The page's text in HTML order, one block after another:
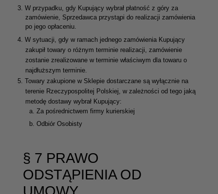
3. W przypadku, gdy Kupujący wybrał płatność z góry za
zamówienie, Sprzedawca przystąpi do realizacji zamówienia
po jego opłaceniu.
4. W sytuacji, gdy w ramach jednego zamówienia Kupujący
zakupił towary o różnym terminie realizacji, zamówienie
zostanie zrealizowane w terminie właściwym dla towaru o
najdłuższym terminie.
5. Towary zakupione w Sklepie dostarczane są wyłącznie na
terenie Rzeczypospolitej Polskiej, w zależności od tego jaką
metodę dostawy wybrał Kupujący:
a.Za pośrednictwem firmy kurierskiej
b.Odbiór Osobisty
§ 7 PRAWO
ODSTĄPIENIA OD